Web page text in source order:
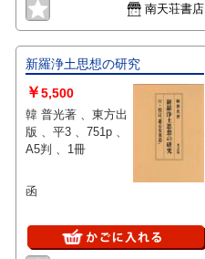
南天荘書店
新羅浄土思想の研究
￥5,500
韓 普光著 、東方出
版 、平3 、751p 、
A5判 、1冊
函